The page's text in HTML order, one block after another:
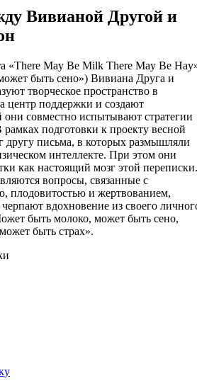
Вивианой Другой и
«There May Be Milk There May Be
быть сено») Вивиана Друга и
творческое пространство в
центр поддержки и создают
они совместно испытывают стратегии
подготовки к проекту весной
другу письма, в которых размышляли
интеллекте. При этом они
как настоящий мозг этой переписки.
вопросы, связанные с
плодовитостью и жертвованием,
вдохновение из своего
быть молоко, может быть сено,
быть страх».